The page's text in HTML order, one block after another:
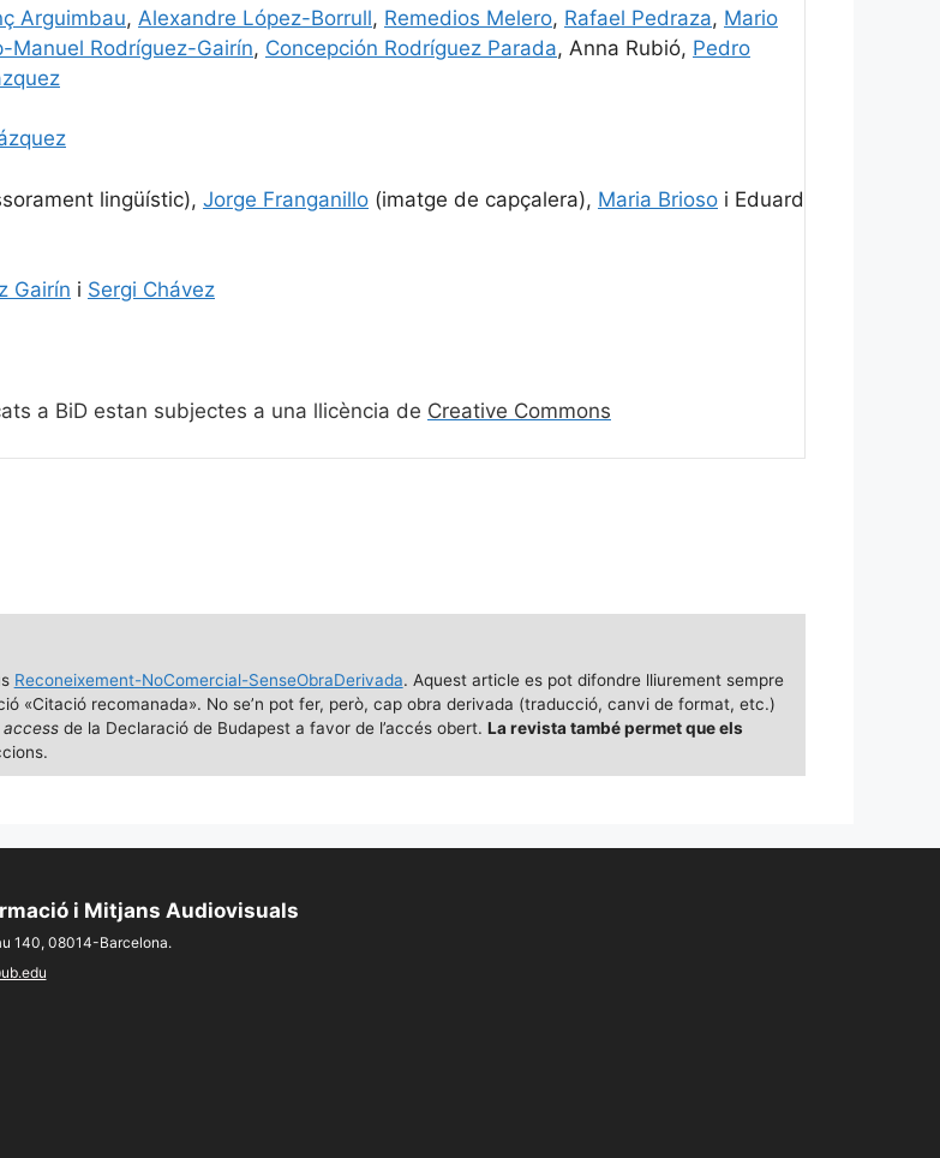
Arguimbau, Alexandre López-Borrull, Remedios Melero, Rafael Pedraza, Mario
Manuel Rodríguez-Gairín, Concepción Rodríguez Parada, Anna Rubió, Pedro
lingüístic), Jorge Franganillo (imatge de capçalera), Maria Brioso i Eduard
Gairín i Sergi Chávez
a BiD estan subjectes a una llicència de Creative Commons
Reconeixement-NoComercial-SenseObraDerivada. Aquest article es pot difondre lliurement sempre
«Citació recomanada». No se’n pot fer, però, cap obra derivada (traducció, canvi de format, etc.)
access de la Declaració de Budapest a favor de l’accés obert. La revista també permet que els
i Mitjans Audiovisuals
140, 08014-Barcelona.